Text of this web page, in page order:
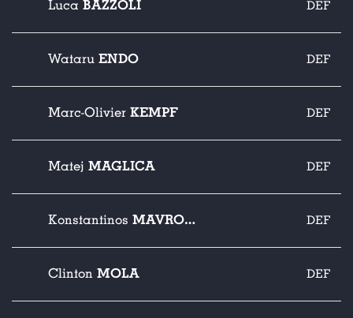
Luca BAZZOLI DEF
Wataru ENDO DEF
Marc-Olivier KEMPF DEF
Matej MAGLICA DEF
Konstantinos MAVROPANOS DEF
Clinton MOLA DEF